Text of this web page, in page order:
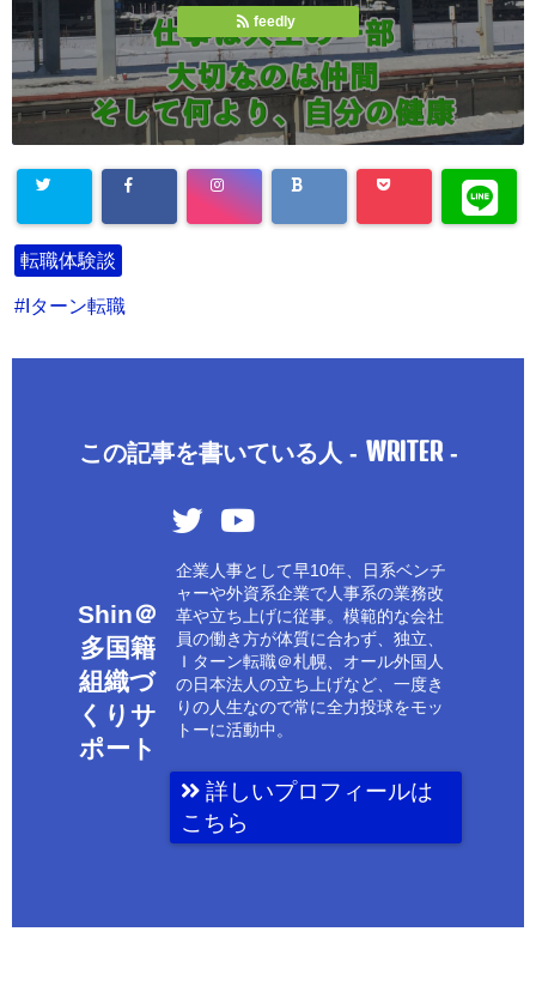
feedly
転職体験談
Iターン転職
この記事を書いている人 - WRITER-
Shin＠
多国籍
組織づ
くりサ
ポート
企業人事として早10年、日系ベンチ
ャーや外資系企業で人事系の業務改
革や立ち上げに従事。模範的な会社
員の働き方が体質に合わず、独立、
Ｉターン転職＠札幌、オール外国人
の日本法人の立ち上げなど、一度き
りの人生なので常に全力投球をモッ
トーに活動中。
詳しいプロフィールは
こちら